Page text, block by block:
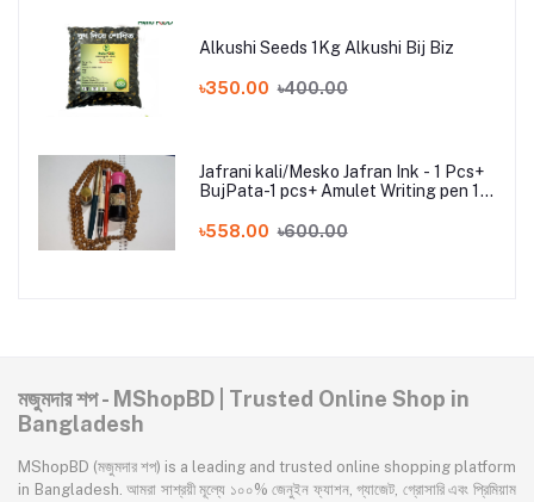
Alkushi Seeds 1Kg Alkushi Bij Biz
৳350.00 ৳400.00
Jafrani kali/Mesko Jafran Ink - 1 Pcs+
BujPata-1 pcs+ Amulet Writing pen 1
৳558.00 ৳600.00
মজুমদার শপ - MShopBD | Trusted Online Shop in
Bangladesh
MShopBD (মজুমদার শপ) is a leading and trusted online shopping platform
in Bangladesh. আমরা সাশ্রয়ী মূল্যে ১০০% জেনুইন ফ্যাশন, গ্যাজেট, গ্রোসারি এবং প্রিমিয়াম